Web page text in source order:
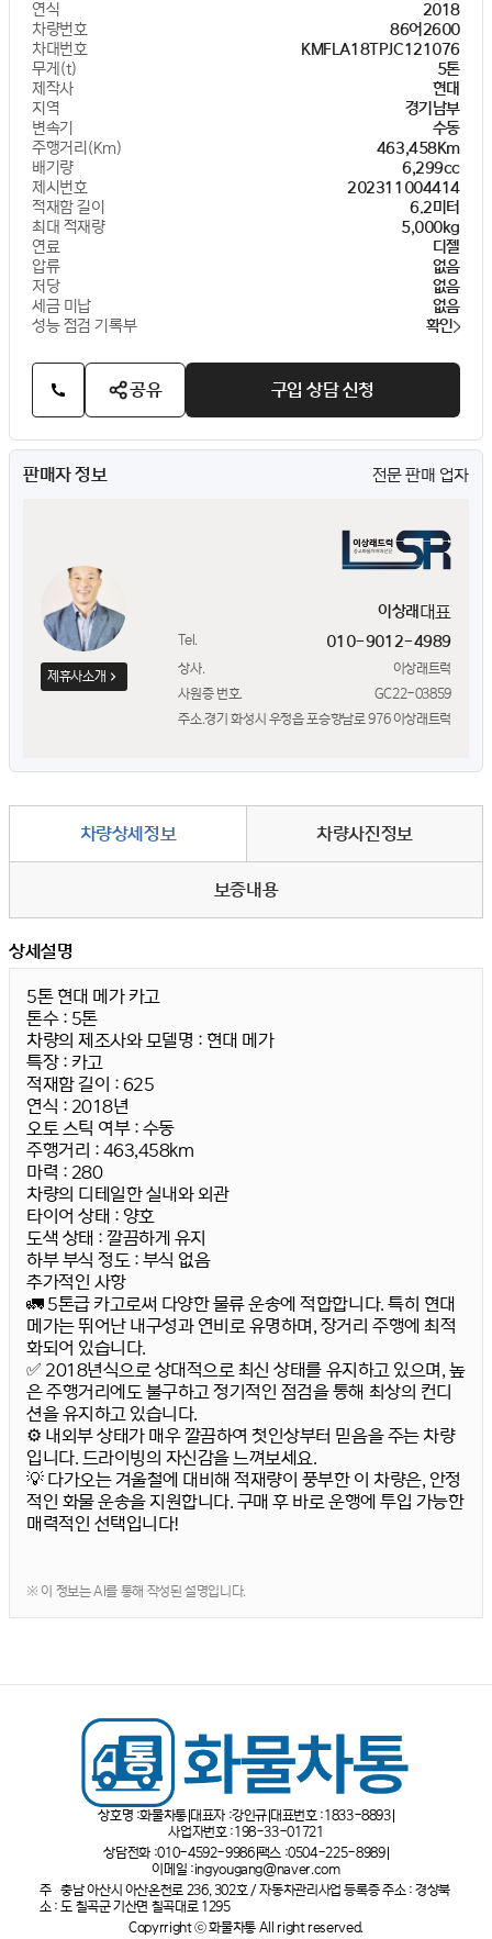
연식
2018
차량번호
86어2600
차대번호
KMFLA18TPJC121076
무게(t)
5톤
제작사
현대
지역
경기남부
변속기
수동
주행거리(Km)
463,458Km
배기량
6,299cc
제시번호
202311004414
적재함 길이
6.2미터
최대 적재량
5,000kg
연료
디젤
압류
없음
저당
없음
세금 미납
없음
성능 점검 기록부
확인
공유 구입 상담 신청
판매자 정보 전문 판매 업자
제휴사소개
이상래 대표
Tel. 010-9012-4989
상사.
이상래트럭
사원증 번호.
GC22-03859
주소.경기 화성시 우정읍 포승향남로 976 이상래트럭
차량상세정보 차량사진정보
보증내용
상세설명
5톤 현대 메가 카고
톤수 : 5톤
차량의 제조사와 모델명 : 현대 메가
특장 : 카고
적재함 길이 : 625
연식 : 2018년
오토 스틱 여부 : 수동
주행거리 : 463,458km
마력 : 280
차량의 디테일한 실내와 외관
타이어 상태 : 양호
도색 상태 : 깔끔하게 유지
하부 부식 정도 : 부식 없음
추가적인 사항
🚛 5톤급 카고로써 다양한 물류 운송에 적합합니다. 특히 현대
메가는 뛰어난 내구성과 연비로 유명하며, 장거리 주행에 최적
화되어 있습니다.
✅ 2018년식으로 상대적으로 최신 상태를 유지하고 있으며, 높
은 주행거리에도 불구하고정기적인 점검을 통해 최상의 컨디
션을 유지하고 있습니다.
⚙️ 내외부 상태가 매우 깔끔하여 첫인상부터 믿음을 주는 차량
입니다. 드라이빙의 자신감을 느껴보세요.
💡 다가오는 겨울철에 대비해 적재량이 풍부한 이 차량은, 안정
적인 화물 운송을 지원합니다. 구매 후 바로 운행에 투입 가능한
매력적인 선택입니다!
※ 이 정보는 AI를 통해 작성된 설명입니다.
상호명 :화물차통 대표자 :강인규 대표번호 :1833-8893
사업자번호 :198-33-01721
상담전화 :010-4592-9986 팩스 :0504-225-8989
이메일 :ingyougang@naver.com
주
소 :
충남 아산시 아산온천로 236, 302호 / 자동차관리사업 등록증 주소 : 경상북
도 칠곡군 기산면 칠곡대로 1295
Copyrright ⓒ 화물차통 All right reserved.